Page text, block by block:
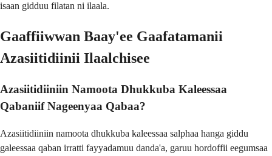
isaan gidduu filatan ni ilaala.
Gaaffiiwwan Baay'ee Gaafatamanii
Azasiitidiinii Ilaalchisee
Azasiitidiiniin Namoota Dhukkuba Kaleessaa
Qabaniif Nageenyaa Qabaa?
Azasiitidiiniin namoota dhukkuba kaleessaa salphaa hanga giddu
galeessaa qaban irratti fayyadamuu danda'a, garuu hordoffii eegumsaa